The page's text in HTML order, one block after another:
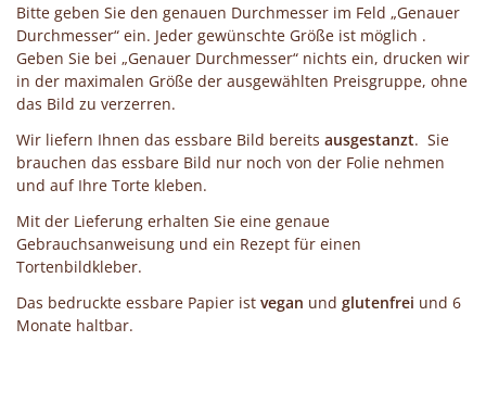
Bitte geben Sie den genauen Durchmesser im Feld „Genauer
Durchmesser“ ein. Jeder gewünschte Größe ist möglich .
Geben Sie bei „Genauer Durchmesser“ nichts ein, drucken wir
in der maximalen Größe der ausgewählten Preisgruppe, ohne
das Bild zu verzerren.
Wir liefern Ihnen das essbare Bild bereits ausgestanzt. Sie
brauchen das essbare Bild nur noch von der Folie nehmen
und auf Ihre Torte kleben.
Mit der Lieferung erhalten Sie eine genaue
Gebrauchsanweisung und ein Rezept für einen
Tortenbildkleber.
Das bedruckte essbare Papier ist vegan und glutenfrei und 6
Monate haltbar.